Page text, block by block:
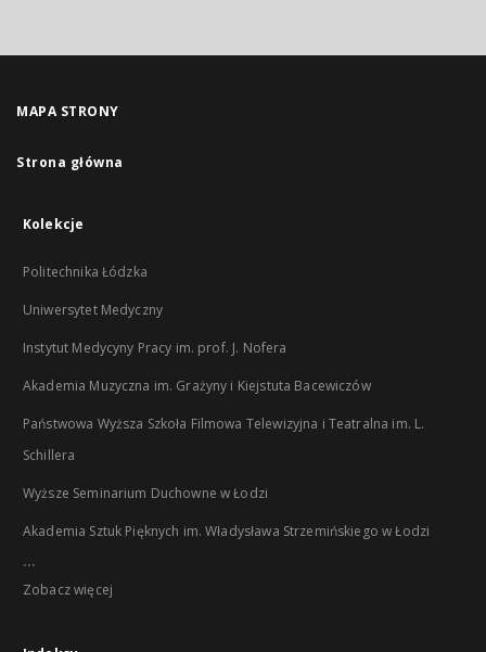
MAPA STRONY
Strona główna
Kolekcje
Politechnika Łódzka
Uniwersytet Medyczny
Instytut Medycyny Pracy im. prof. J. Nofera
Akademia Muzyczna im. Grażyny i Kiejstuta Bacewiczów
Państwowa Wyższa Szkoła Filmowa Telewizyjna i Teatralna im. L.
Schillera
Wyższe Seminarium Duchowne w Łodzi
Akademia Sztuk Pięknych im. Władysława Strzemińskiego w Łodzi
...
Zobacz więcej